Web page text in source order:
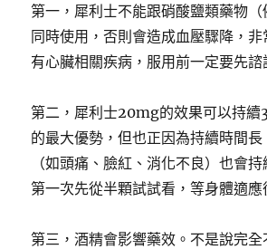
第一，犀利士不能跟硝酸鹽類藥物（
同時使用，否則會造成血壓驟降，
有心臟相關疾病，服用前一定要先諮
第二，犀利士20mg的效果可以持續
的最大優勢，但也正因為持續時間
（如頭痛、臉紅、消化不良）也會
第一次先從半顆試試看，等身體適應
第三，酒精會影響藥效。不是說完